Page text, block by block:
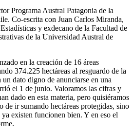
Programa Austral Patagonia de la
Co-escrita con Juan Carlos Miranda,
y exdecano de la Facultad de
de la Universidad Austral de
en la creación de 16 áreas
374.225 hectáreas al resguardo de la
dato digno de anunciarse en una
el 1 de junio. Valoramos las cifras y
dado en esta materia, pero quisiéramos
de ir sumando hectáreas protegidas, sino
existen funcionen bien. Y en eso el